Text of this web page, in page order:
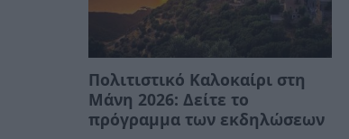
Πολιτιστικό Καλοκαίρι στη
Μάνη 2026: Δείτε το
πρόγραμμα των εκδηλώσεων